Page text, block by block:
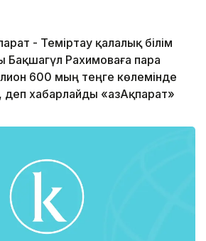
- Теміртау қалалық білім
Бақшагүл Рахимоваға пара
600 мың теңге көлемінде
хабарлайды «ҚазАқпарат»